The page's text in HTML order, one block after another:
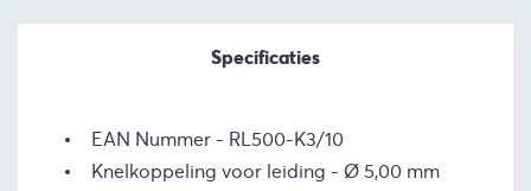
Specificaties
EAN Nummer
RL500-K3/10
Knelkoppeling voor leiding
Ø 5,00 mm